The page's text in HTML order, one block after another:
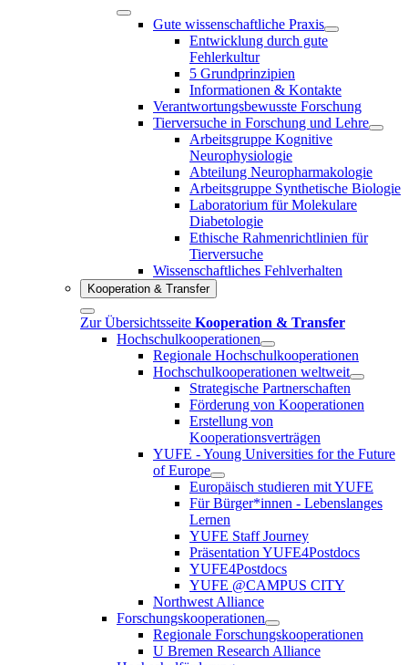
Gute wissenschaftliche Praxis
Entwicklung durch gute
Fehlerkultur
5 Grundprinzipien
Informationen & Kontakte
Verantwortungsbewusste Forschung
Tierversuche in Forschung und Lehre
Arbeitsgruppe Kognitive
Neurophysiologie
Abteilung Neuropharmakologie
Arbeitsgruppe Synthetische Biologie
Laboratorium für Molekulare
Diabetologie
Ethische Rahmenrichtlinien für
Tierversuche
Wissenschaftliches Fehlverhalten
Kooperation & Transfer
Zur Übersichtsseite Kooperation & Transfer
Hochschulkooperationen
Regionale Hochschulkooperationen
Hochschulkooperationen weltweit
Strategische Partnerschaften
Förderung von Kooperationen
Erstellung von
Kooperationsverträgen
YUFE - Young Universities for the Future
of Europe
Europäisch studieren mit YUFE
Für Bürger*innen - Lebenslanges
Lernen
YUFE Staff Journey
Präsentation YUFE4Postdocs
YUFE4Postdocs
YUFE @CAMPUS CITY
Northwest Alliance
Forschungskooperationen
Regionale Forschungskooperationen
U Bremen Research Alliance